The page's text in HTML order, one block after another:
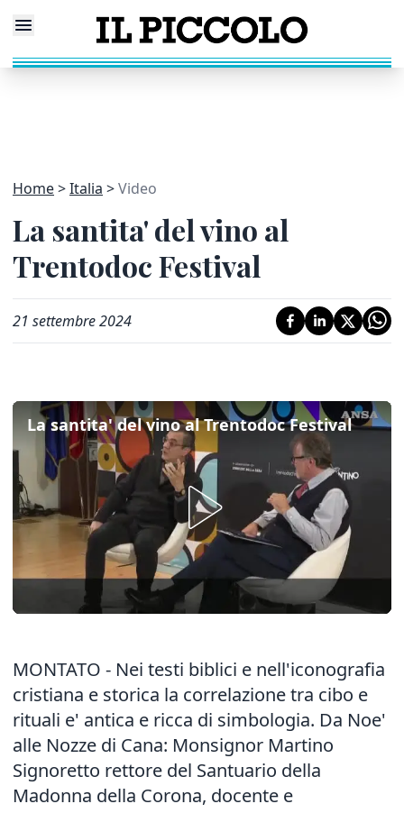
Home Italia Video
La santita' del vino al
Trentodoc Festival
21 settembre 2024
La santita' del vino al Trentodoc Festival
MONTATO - Nei testi biblici e nell'iconografia
cristiana e storica la correlazione tra cibo e
rituali e' antica e ricca di simbologia. Da Noe'
alle Nozze di Cana: Monsignor Martino
Signoretto rettore del Santuario della
Madonna della Corona, docente e